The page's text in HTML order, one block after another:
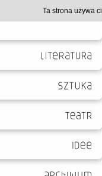
Ta strona używa